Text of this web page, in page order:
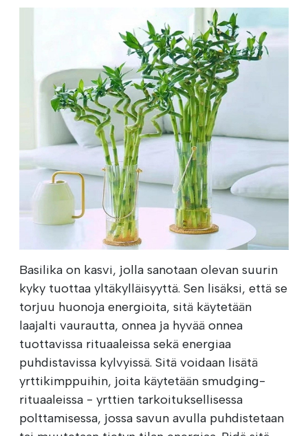
Basilika on kasvi, jolla sanotaan olevan suurin
kyky tuottaa yltäkylläisyyttä. Sen lisäksi, että se
torjuu huonoja energioita, sitä käytetään
laajalti vaurautta, onnea ja hyvää onnea
tuottavissa rituaaleissa sekä energiaa
puhdistavissa kylvyissä. Sitä voidaan lisätä
yrttikimppuihin, joita käytetään smudging-
rituaaleissa - yrttien tarkoituksellisessa
polttamisessa, jossa savun avulla puhdistetaan